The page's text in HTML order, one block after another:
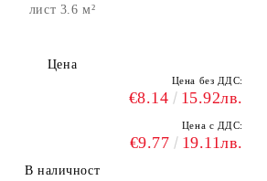
лист 3.6 м²
Цена
Цена без ДДС:
€8.14 15.92лв.
Цена с ДДС:
€9.77 19.11лв.
В наличност